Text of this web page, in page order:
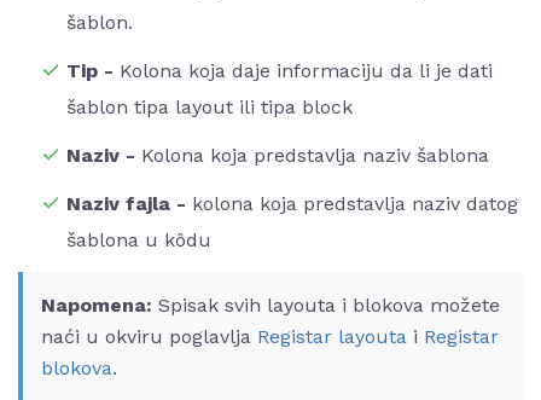
šablon.
Tip - Kolona koja daje informaciju da li je dati
šablon tipa layout ili tipa block
Naziv - Kolona koja predstavlja naziv šablona
Naziv fajla - kolona koja predstavlja naziv datog
šablona u kôdu
Napomena: Spisak svih layouta i blokova možete
naći u okviru poglavlja Registar layouta i Registar
blokova.